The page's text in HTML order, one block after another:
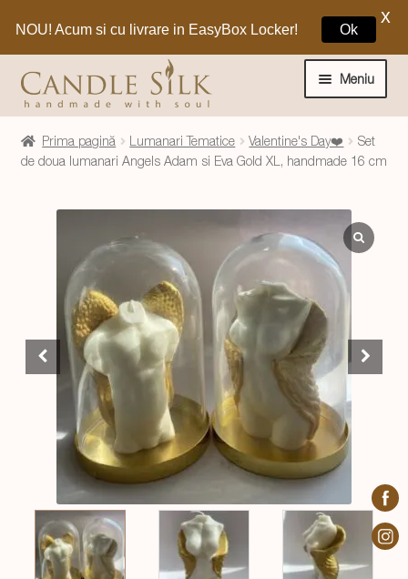
la
navigare
la
conținut
Meniu
Home
Lumanari si decoratiuni
Extinde
meniul
Despre CandleSilk
Cosul Meu
Prima pagină Lumanari Tematice Valentine's Day❤️
Set
de doua lumanari Angels Adam si Eva Gold XL, handmade 16 cm
NOU! Acum si cu livrare in EasyBox Locker! Ok
X